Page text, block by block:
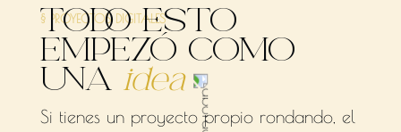
§ PROYECTOS DIGITALES
TODO ESTO
EMPEZÓ COMO
UNA idea
Si tienes un proyecto propio rondando, el